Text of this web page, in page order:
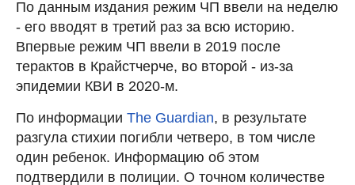
По данным издания режим ЧП ввели на неделю
- его вводят в третий раз за всю историю.
Впервые режим ЧП ввели в 2019 после
терактов в Крайстчерче, во второй - из-за
эпидемии КВИ в 2020-м.
По информации The Guardian, в результате
разгула стихии погибли четверо, в том числе
один ребенок. Информацию об этом
подтвердили в полиции. О точном количестве